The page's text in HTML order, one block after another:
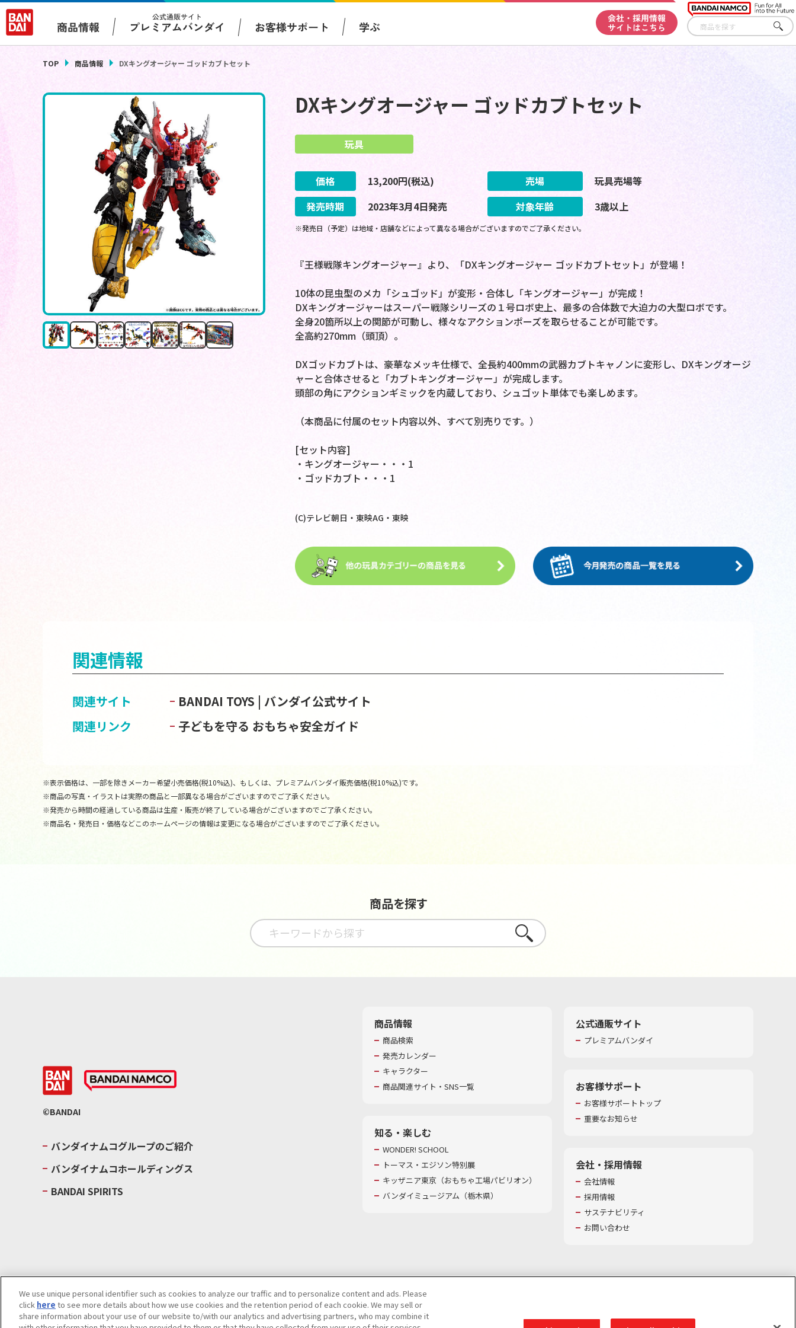
商品情報
公式通販サイト
プレミアムバンダイ お客様サポート 学ぶ
会社・採用情報
サイトはこちら
さが
す
TOP 商品情報 DXキングオージャー ゴッドカブトセット
DXキングオージャー ゴッドカブトセット
玩具
価格 13,200円(税込) 売場
玩具売場等
発売時期
2023年3月4日発売 対象年齢 3歳以上
※発売日（予定）は地域・店舗などによって異なる場合がございますのでご了承ください。
『王様戦隊キングオージャー』より、「DXキングオージャー ゴッドカブトセット」が登場！
10体の昆虫型のメカ「シュゴッド」が変形・合体し「キングオージャー」が完成！
DXキングオージャーはスーパー戦隊シリーズの１号ロボ史上、最多の合体数で大迫力の大型ロボです。
全身20箇所以上の関節が可動し、様々なアクションポーズを取らせることが可能です。
全高約270mm（頭頂）。
DXゴッドカブトは、豪華なメッキ仕様で、全長約400mmの武器カブトキャノンに変形し、DXキングオージ
ャーと合体させると「カブトキングオージャー」が完成します。
頭部の角にアクションギミックを内蔵しており、シュゴット単体でも楽しめます。
（本商品に付属のセット内容以外、すべて別売りです。）
[セット内容]
・キングオージャー・・・1
・ゴッドカブト・・・1
(C)テレビ朝日・東映AG・東映
関連情報
関連サイト
BANDAI TOYS | バンダイ公式サイト
関連リンク
子どもを守る おもちゃ安全ガイド
※表示価格は、一部を除きメーカー希望小売価格(税10%込)、もしくは、プレミアムバンダイ販売価格(税10%込)です。
※商品の写真・イラストは実際の商品と一部異なる場合がございますのでご了承ください。
※発売から時間の経過している商品は生産・販売が終了している場合がございますのでご了承ください。
※商品名・発売日・価格などこのホームページの情報は変更になる場合がございますのでご了承ください。
商品を探す
さがす
©BANDAI
バンダイナムコグループのご紹介
バンダイナムコホールディングス
BANDAI SPIRITS
商品情報
商品検索
発売カレンダー
キャラクター
商品関連サイト・SNS一覧
知る・楽しむ
WONDER! SCHOOL
トーマス・エジソン特別展
キッザニア東京（おもちゃ工場パビリオン）​
バンダイミュージアム（栃木県）
公式通販サイト
プレミアムバンダイ
お客様サポート
お客様サポートトップ
重要なお知らせ
会社・採用情報
会社情報
採用情報
サステナビリティ
お問い合わせ
ウェブサイトご利用条件ソーシャルメディアポリシー個人情報及び特定個人情報等の取り扱いに関する保護方針
We use unique personal identifier such as cookies to analyze our traffic and to personalize content and ads. Please
click here to see more details about how we use cookies and the retention period of each cookie. We may sell or
share information about your use of our website to/with our analytics and advertising partners, who may combine it